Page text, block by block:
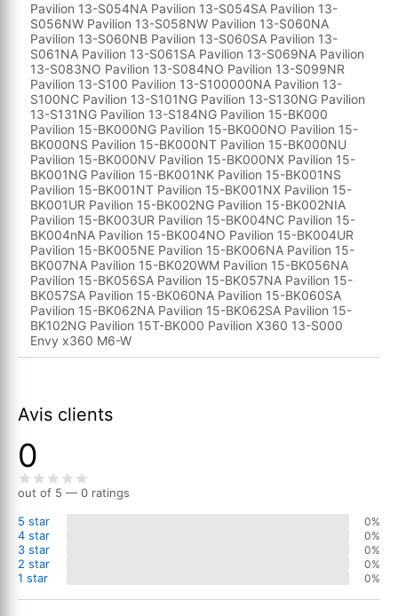
Pavilion 13-S054NA Pavilion 13-S054SA Pavilion 13-
S056NW Pavilion 13-S058NW Pavilion 13-S060NA
Pavilion 13-S060NB Pavilion 13-S060SA Pavilion 13-
S061NA Pavilion 13-S061SA Pavilion 13-S069NA Pavilion
13-S083NO Pavilion 13-S084NO Pavilion 13-S099NR
Pavilion 13-S100 Pavilion 13-S100000NA Pavilion 13-
S100NC Pavilion 13-S101NG Pavilion 13-S130NG Pavilion
13-S131NG Pavilion 13-S184NG Pavilion 15-BK000
Pavilion 15-BK000NG Pavilion 15-BK000NO Pavilion 15-
BK000NS Pavilion 15-BK000NT Pavilion 15-BK000NU
Pavilion 15-BK000NV Pavilion 15-BK000NX Pavilion 15-
BK001NG Pavilion 15-BK001NK Pavilion 15-BK001NS
Pavilion 15-BK001NT Pavilion 15-BK001NX Pavilion 15-
BK001UR Pavilion 15-BK002NG Pavilion 15-BK002NIA
Pavilion 15-BK003UR Pavilion 15-BK004NC Pavilion 15-
BK004nNA Pavilion 15-BK004NO Pavilion 15-BK004UR
Pavilion 15-BK005NE Pavilion 15-BK006NA Pavilion 15-
BK007NA Pavilion 15-BK020WM Pavilion 15-BK056NA
Pavilion 15-BK056SA Pavilion 15-BK057NA Pavilion 15-
BK057SA Pavilion 15-BK060NA Pavilion 15-BK060SA
Pavilion 15-BK062NA Pavilion 15-BK062SA Pavilion 15-
BK102NG Pavilion 15T-BK000 Pavilion X360 13-S000
Envy x360 M6-W
Avis clients
0
out of 5 — 0 ratings
5 star
0%
4 star 0%
3 star 0%
2 star 0%
1 star 0%